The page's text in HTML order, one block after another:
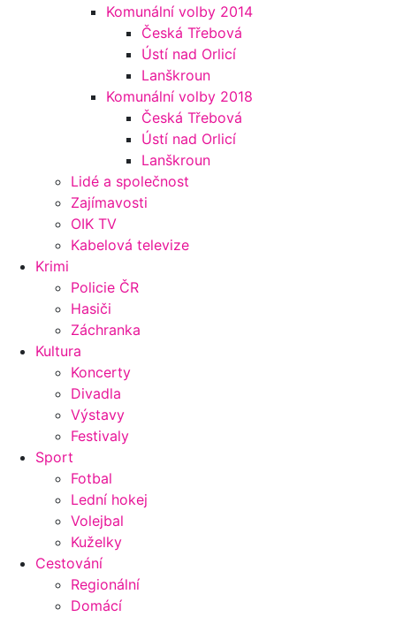
Komunální volby 2014
Česká Třebová
Ústí nad Orlicí
Lanškroun
Komunální volby 2018
Česká Třebová
Ústí nad Orlicí
Lanškroun
Lidé a společnost
Zajímavosti
OIK TV
Kabelová televize
Krimi
Policie ČR
Hasiči
Záchranka
Kultura
Koncerty
Divadla
Výstavy
Festivaly
Sport
Fotbal
Lední hokej
Volejbal
Kuželky
Cestování
Regionální
Domácí